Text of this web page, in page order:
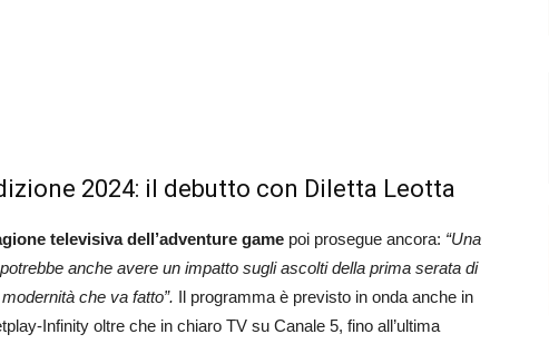
2024: il debutto con Diletta Leotta
televisiva dell’adventure game poi prosegue ancora: “Una
anche avere un impatto sugli ascolti della prima serata di
che va fatto”. Il programma è previsto in onda anche in
Infinity oltre che in chiaro TV su Canale 5, fino all’ultima